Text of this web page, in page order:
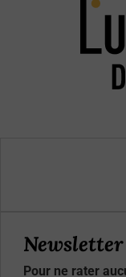
Newsletter
Pour ne rater